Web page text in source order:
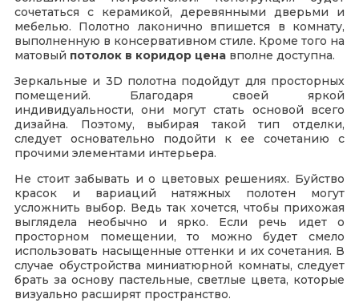
сочетаться с керамикой, деревянными дверьми и
мебелью. Полотно лаконично впишется в комнату,
выполненную в консервативном стиле. Кроме того на
матовый потолок в коридор цена вполне доступна.
Зеркальные и 3D полотна подойдут для просторных
помещений. Благодаря своей яркой
индивидуальности, они могут стать основой всего
дизайна. Поэтому, выбирая такой тип отделки,
следует основательно подойти к ее сочетанию с
прочими элементами интерьера.
Не стоит забывать и о цветовых решениях. Буйство
красок и вариаций натяжных полотен могут
усложнить выбор. Ведь так хочется, чтобы прихожая
выглядела необычно и ярко. Если речь идет о
просторном помещении, то можно будет смело
использовать насыщенные оттенки и их сочетания. В
случае обустройства миниатюрной комнаты, следует
брать за основу пастельные, светлые цвета, которые
визуально расширят пространство.